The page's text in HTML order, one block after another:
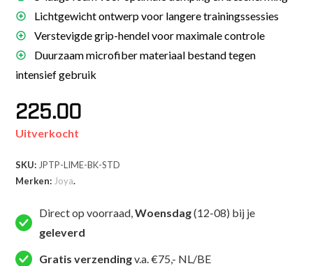
Lichtgewicht ontwerp voor langere trainingssessies
Verstevigde grip-hendel voor maximale controle
Duurzaam microfiber materiaal bestand tegen
intensief gebruik
225.00
Uitverkocht
SKU: JPTP-LIME-BK-STD
Merken: Joya.
Direct op voorraad,Woensdag(12-08) bij je
geleverd
Gratis verzendingv.a. €75,- NL/BE